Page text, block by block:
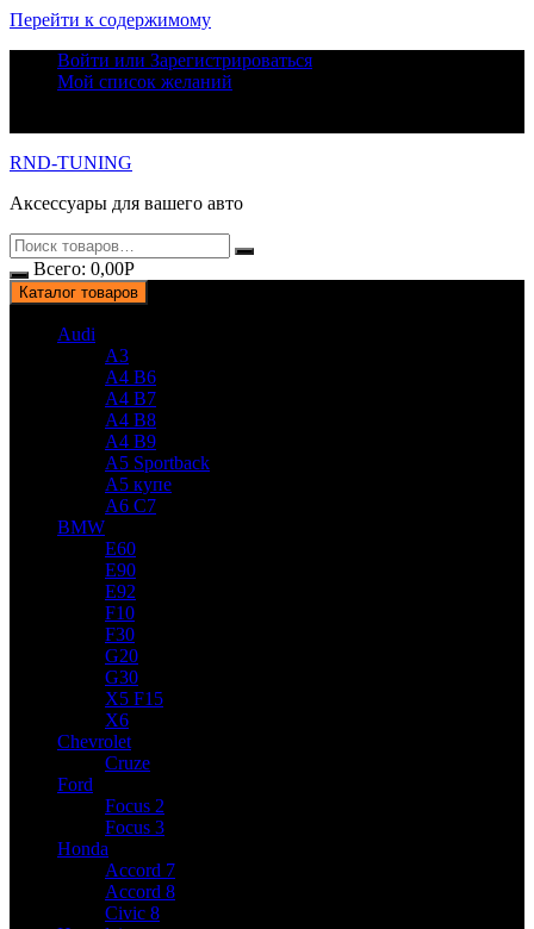
Перейти к содержимому
Войти или Зарегистрироваться
Мой список желаний
RND-TUNING
Аксессуары для вашего авто
Всего: 0,00Р
Каталог товаров
Audi
A3
A4 B6
A4 B7
A4 B8
A4 B9
A5 Sportback
A5 купе
A6 C7
BMW
E60
E90
E92
F10
F30
G20
G30
X5 F15
X6
Chevrolet
Cruze
Ford
Focus 2
Focus 3
Honda
Accord 7
Accord 8
Civic 8